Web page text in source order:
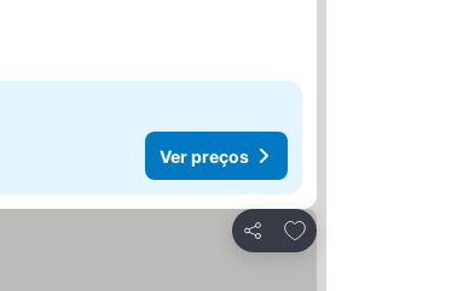
Ver preços
Partilhar
Adicionar aos